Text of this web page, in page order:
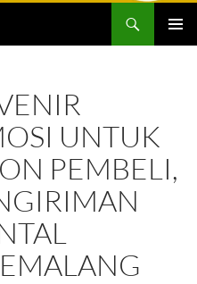
UNTUK
PEMBELI,